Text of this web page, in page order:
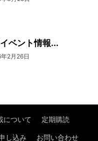
ベント情報...
2月26日
について 定期購読
し込み お問い合わせ